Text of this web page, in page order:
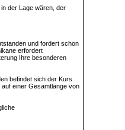
der Lage wären, der
und fordert schon
erfordert
Ihre besonderen
befindet sich der Kurs
einer Gesamtlänge von